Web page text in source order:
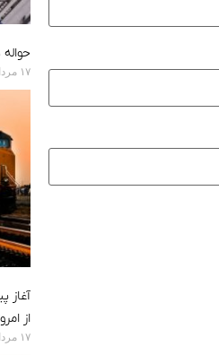
حواله دلار ۱۵۴ هزار
۱۷ مرداد ۱۴۰۵
آغاز
از
۱۷ مرداد ۱۴۰۵